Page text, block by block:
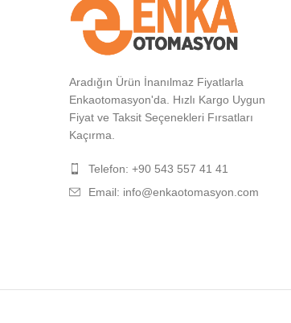
Aradığın Ürün İnanılmaz Fiyatlarla
Enkaotomasyon'da. Hızlı Kargo Uygun
Fiyat ve Taksit Seçenekleri Fırsatları
Kaçırma.
Telefon: +90 543 557 41 41
Email: info@enkaotomasyon.com